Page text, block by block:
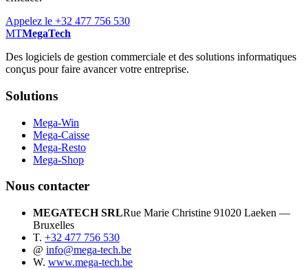
Appelez le +32 477 756 530
MTMegaTech
Des logiciels de gestion commerciale et des solutions informatiques
conçus pour faire avancer votre entreprise.
Solutions
Mega-Win
Mega-Caisse
Mega-Resto
Mega-Shop
Nous contacter
MEGATECH SRLRue Marie Christine 91020 Laeken —
Bruxelles
T. +32 477 756 530
@ info@mega-tech.be
W. www.mega-tech.be